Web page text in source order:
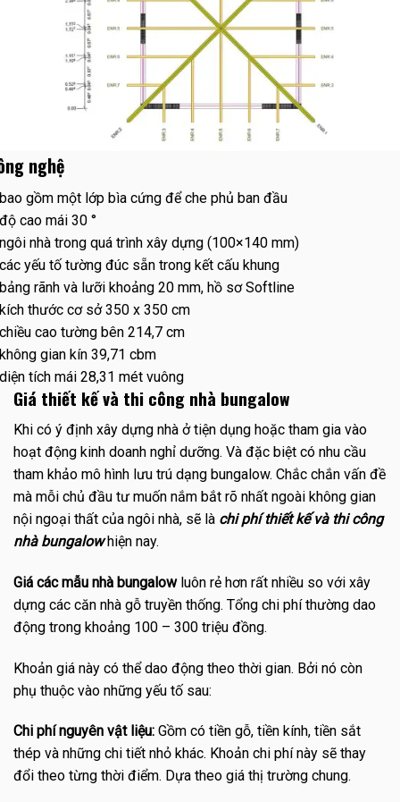
nghệ
gồm một lớp bìa cứng để che phủ ban đầu
cao mái 30 °
nhà trong quá trình xây dựng (100×140 mm)
yếu tố tường đúc sẵn trong kết cấu khung
rãnh và lưỡi khoảng 20 mm, hồ sơ Softline
thước cơ sở 350 x 350 cm
cao tường bên 214,7 cm
gian kín 39,71 cbm
tích mái 28,31 mét vuông
Giá thiết kế và thi công nhà bungalow
Khi có ý định xây dựng nhà ở tiện dụng hoặc tham gia vào
hoạt động kinh doanh nghỉ dưỡng. Và đặc biệt có nhu cầu
tham khảo mô hình lưu trú dạng bungalow. Chắc chắn vấn đề
mà mỗi chủ đầu tư muốn nắm bắt rõ nhất ngoài không gian
nội ngoại thất của ngôi nhà, sẽ là chi phí thiết kế và thi công
nhà bungalowhiện nay.
Giá các mẫu nhà bungalow luôn rẻ hơn rất nhiều so với xây
dựng các căn nhà gỗ truyền thống. Tổng chi phí thường dao
động trong khoảng 100 – 300 triệu đồng.
Khoản giá này có thể dao động theo thời gian. Bởi nó còn
phụ thuộc vào những yếu tố sau:
Chi phí nguyên vật liệu: Gồm có tiền gỗ, tiền kính, tiền sắt
thép và những chi tiết nhỏ khác. Khoản chi phí này sẽ thay
đổi theo từng thời điểm. Dựa theo giá thị trường chung.